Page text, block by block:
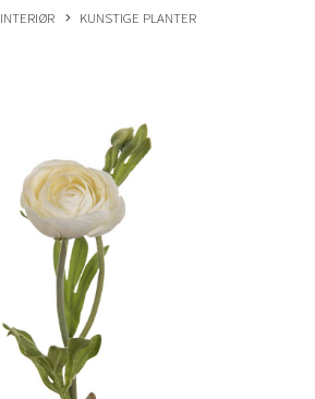
INTERIØR KUNSTIGE PLANTER